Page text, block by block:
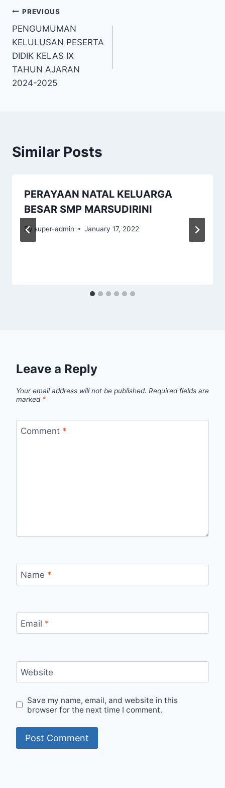
Post
navigation
PREVIOUS
PENGUMUMAN
KELULUSAN PESERTA
DIDIK KELAS IX
TAHUN AJARAN
2024-2025
Similar Posts
PERAYAAN NATAL KELUARGA
BESAR SMP MARSUDIRINI
By super-admin January 17, 2022
Leave a Reply
Your email address will not be published. Required fields are
marked *
Comment *
Name *
Email *
Website
Save my name, email, and website in this
browser for the next time I comment.